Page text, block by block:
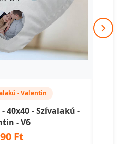
- Valentin
40x40 - Szívalakú -
- V6
Ft